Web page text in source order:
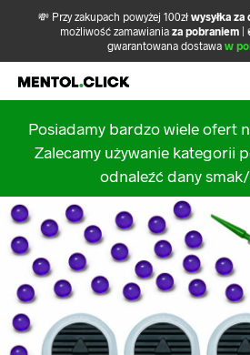
💸 Przy zakupach powyżej 100zł wysyłka za
możliwość zamawiania za pobraniem|
gwarantowana dostawa w
Posiadamy bardzo wiele ofert
Zalecamy używanie kategorii
odnaleźć dany